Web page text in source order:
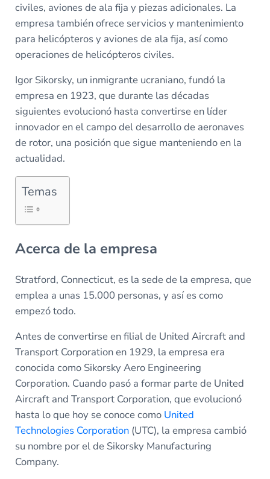
civiles, aviones de ala fija y piezas adicionales. La
empresa también ofrece servicios y mantenimiento
para helicópteros y aviones de ala fija, así como
operaciones de helicópteros civiles.
Igor Sikorsky, un inmigrante ucraniano, fundó la
empresa en 1923, que durante las décadas
siguientes evolucionó hasta convertirse en líder
innovador en el campo del desarrollo de aeronaves
de rotor, una posición que sigue manteniendo en la
actualidad.
Temas
Acerca de la empresa
Stratford, Connecticut, es la sede de la empresa, que
emplea a unas 15.000 personas, y así es como
empezó todo.
Antes de convertirse en filial de United Aircraft and
Transport Corporation en 1929, la empresa era
conocida como Sikorsky Aero Engineering
Corporation. Cuando pasó a formar parte de United
Aircraft and Transport Corporation, que evolucionó
hasta lo que hoy se conoce como United
Technologies Corporation(UTC), la empresa cambió
su nombre por el de Sikorsky Manufacturing
Company.